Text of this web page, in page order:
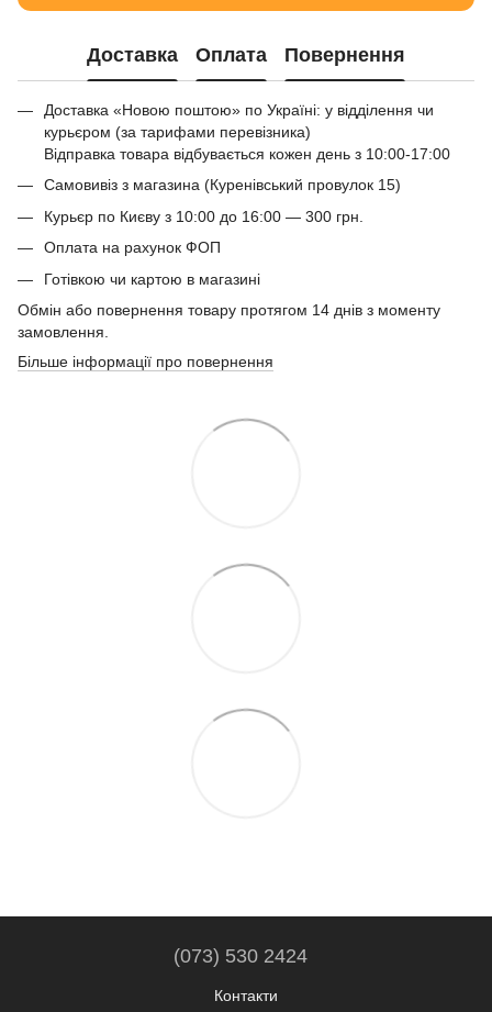
Доставка Оплата Повернення
Доставка «Новою поштою» по Україні: у відділення чи
курьєром (за тарифами перевізника)
Відправка товара відбувається кожен день з 10:00-17:00
Самовивіз з магазина (Куренівський провулок 15)
Курьєр по Києву з 10:00 до 16:00 — 300 грн.
Оплата на рахунок ФОП
Готівкою чи картою в магазині
Обмін або повернення товару протягом 14 днів з моменту
замовлення.
Більше інформації про повернення
(073) 530 2424
Контакти